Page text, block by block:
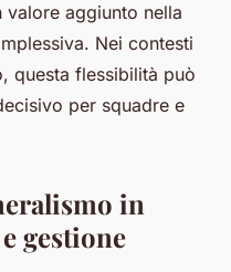
aggiunto nella
Nei contesti
questa flessibilità può
per squadre e
in
gestione